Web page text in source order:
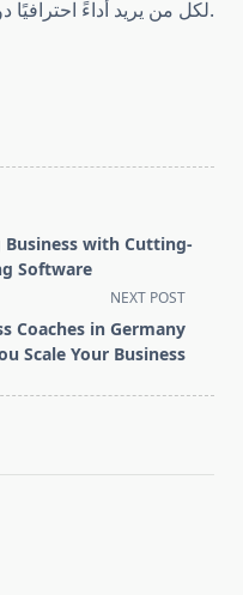
لكل من يريد أداءً احترافيًا دون مشاكل.
Business with Cutting-
Software
NEXT POST
Coaches in Germany
Scale Your Business